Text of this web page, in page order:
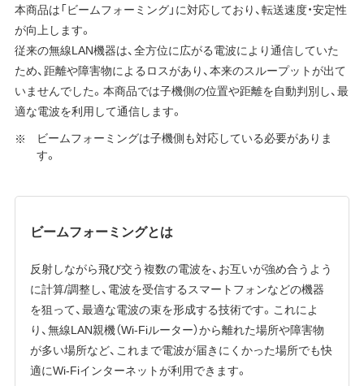
本商品は「ビームフォーミング」に対応しており、転送速度・安定性
が向上します。
従来の無線LAN機器は、全方位に広がる電波により通信していた
ため、距離や障害物によるロスがあり、本来のスループットが出て
いませんでした。本商品では子機側の位置や距離を自動判別し、最
適な電波を利用して通信します。
ビームフォーミングは子機側も対応している必要がありま
す。
ビームフォーミングとは
反射しながら飛び交う複数の電波を、お互いが強め合うよう
に計算/調整し、電波を受信するスマートフォンなどの機器
を狙って、最適な電波の束を形成する技術です。これによ
り、無線LAN親機（Wi-Fiルーター）から離れた場所や障害物
が多い場所など、これまで電波が届きにくかった場所でも快
適にWi-Fiインターネットが利用できます。